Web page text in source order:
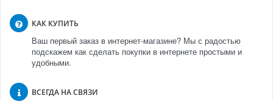
КАК КУПИТЬ
Ваш первый заказ в интернет-магазине? Мы с радостью
подскажем как сделать покупки в интернете простыми и
удобными.
ВСЕГДА НА СВЯЗИ